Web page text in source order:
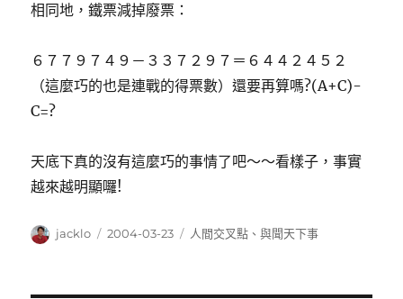
相同地，鐵票減掉廢票：
６７７９７４９－３３７２９７＝６４４２４５２
（這麼巧的也是連戰的得票數）還要再算嗎?(A+C)-
C=?
天底下真的沒有這麼巧的事情了吧～～看樣子，事實
越來越明顯囉!
作
jacklo
發
2004-03-23
分
人間交叉點 、與聞天下事